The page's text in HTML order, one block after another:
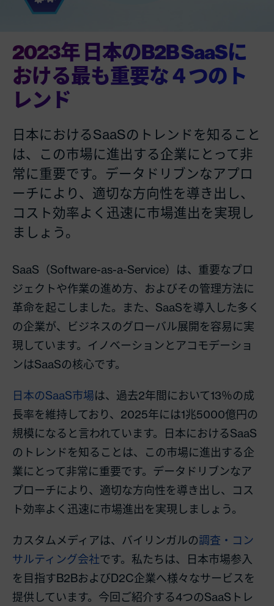
2023年 日本のB2B SaaSに
おける最も重要な４つのト
レンド
日本におけるSaaSのトレンドを知ること
は、この市場に進出する企業にとって非
常に重要です。データドリブンなアプロ
ーチにより、適切な方向性を導き出し、
コスト効率よく迅速に市場進出を実現し
ましょう。
SaaS（Software-as-a-Service）は、重要なプロ
ジェクトや作業の進め方、およびその管理方法に
革命を起こしました。また、SaaSを導入した多く
の企業が、ビジネスのグローバル展開を容易に実
現しています。イノベーションとアコモデーショ
ンはSaaSの核心です。
日本のSaaS市場は、過去2年間において13％の成
長率を維持しており、2025年には1兆5000億円の
規模になると言われています。日本におけるSaaS
のトレンドを知ることは、この市場に進出する企
業にとって非常に重要です。データドリブンなア
プローチにより、適切な方向性を導き出し、コス
ト効率よく迅速に市場進出を実現しましょう。
カスタムメディアは、バイリンガルの調査・コン
サルティング会社です。私たちは、日本市場参入
を目指すB2BおよびD2C企業へ様々なサービスを
提供しています。今回ご紹介する4つのSaaSトレ